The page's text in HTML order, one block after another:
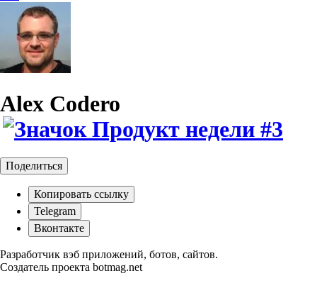
Alex Codero
Поделиться
Копировать ссылку
Telegram
Вконтакте
Разработчик вэб приложений, ботов, сайтов.
Создатель проекта botmag.net